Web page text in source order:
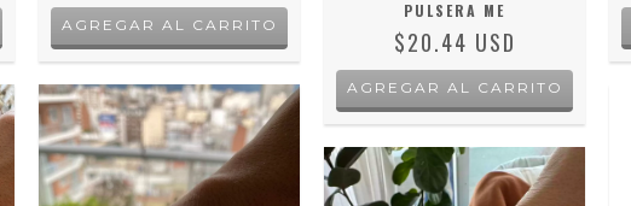
PULSERA ME
$20.44 USD